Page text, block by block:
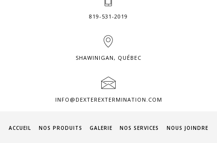
819-531-2019
SHAWINIGAN, QUÉBEC
INFO@DEXTEREXTERMINATION.COM
ACCUEIL NOS PRODUITS GALERIE NOS SERVICES NOUS JOINDRE